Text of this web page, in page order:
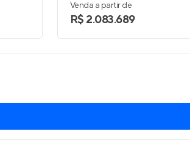
Venda a partir de
R$ 2.083.689